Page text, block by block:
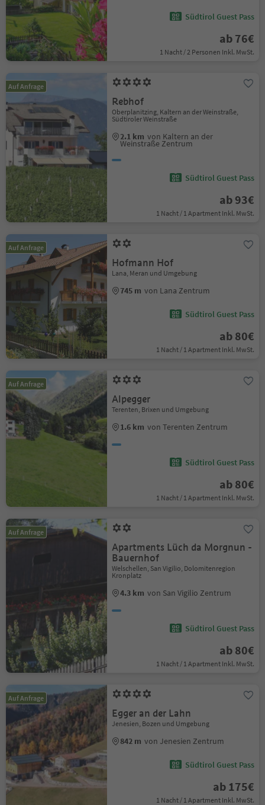
Südtirol Guest Pass
ab 76€
1 Nacht / 2 Personen Inkl. MwSt.
Auf Anfrage
Rebhof
Oberplanitzing, Kaltern an der Weinstraße,
Südtiroler Weinstraße
2.1 km von Kaltern an der
Weinstraße Zentrum
Südtirol Guest Pass
ab 93€
1 Nacht / 1 Apartment Inkl. MwSt.
Auf Anfrage
Hofmann Hof
Lana, Meran und Umgebung
745 m von Lana Zentrum
Südtirol Guest Pass
ab 80€
1 Nacht / 1 Apartment Inkl. MwSt.
Auf Anfrage
Alpegger
Terenten, Brixen und Umgebung
1.6 km von Terenten Zentrum
Südtirol Guest Pass
ab 80€
1 Nacht / 1 Apartment Inkl. MwSt.
Auf Anfrage
Apartments Lüch da Morgnun -
Bauernhof
Welschellen, San Vigilio, Dolomitenregion
Kronplatz
4.3 km von San Vigilio Zentrum
Südtirol Guest Pass
ab 80€
1 Nacht / 1 Apartment Inkl. MwSt.
Auf Anfrage
Egger an der Lahn
Jenesien, Bozen und Umgebung
842 m von Jenesien Zentrum
Südtirol Guest Pass
ab 175€
1 Nacht / 1 Apartment Inkl. MwSt.